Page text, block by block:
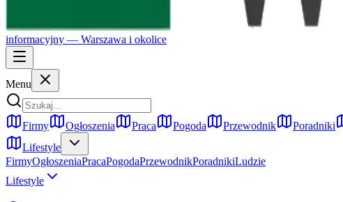
informacyjny — Warszawa i okolice
Menu
Firmy Ogłoszenia Praca Pogoda Przewodnik Poradniki
Lifestyle
FirmyOgłoszeniaPracaPogodaPrzewodnikPoradnikiLudzie
Lifestyle